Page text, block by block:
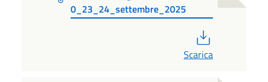
0_23_24_settembre_2025
Scarica